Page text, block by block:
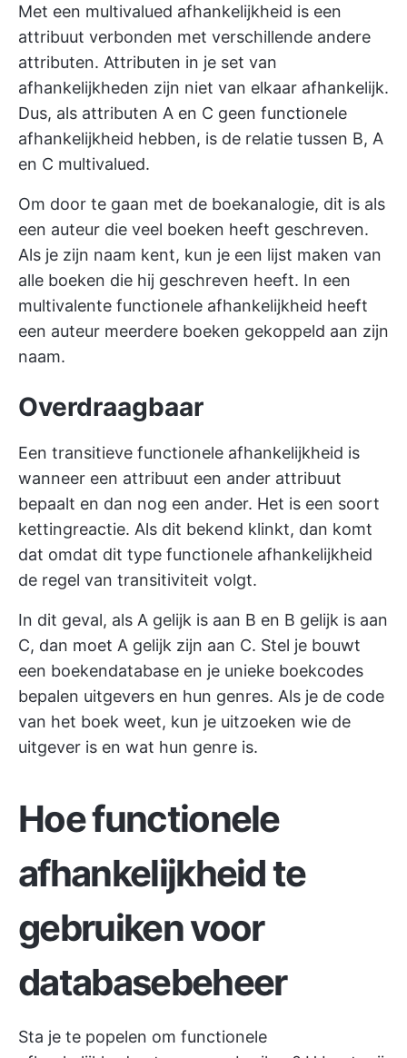
Met een multivalued afhankelijkheid is een
attribuut verbonden met verschillende andere
attributen. Attributen in je set van
afhankelijkheden zijn niet van elkaar afhankelijk.
Dus, als attributen A en C geen functionele
afhankelijkheid hebben, is de relatie tussen B, A
en C multivalued.
Om door te gaan met de boekanalogie, dit is als
een auteur die veel boeken heeft geschreven.
Als je zijn naam kent, kun je een lijst maken van
alle boeken die hij geschreven heeft. In een
multivalente functionele afhankelijkheid heeft
een auteur meerdere boeken gekoppeld aan zijn
naam.
Overdraagbaar
Een transitieve functionele afhankelijkheid is
wanneer een attribuut een ander attribuut
bepaalt en dan nog een ander. Het is een soort
kettingreactie. Als dit bekend klinkt, dan komt
dat omdat dit type functionele afhankelijkheid
de regel van transitiviteit volgt.
In dit geval, als A gelijk is aan B en B gelijk is aan
C, dan moet A gelijk zijn aan C. Stel je bouwt
een boekendatabase en je unieke boekcodes
bepalen uitgevers en hun genres. Als je de code
van het boek weet, kun je uitzoeken wie de
uitgever is en wat hun genre is.
Hoe functionele
afhankelijkheid te
gebruiken voor
databasebeheer
Sta je te popelen om functionele